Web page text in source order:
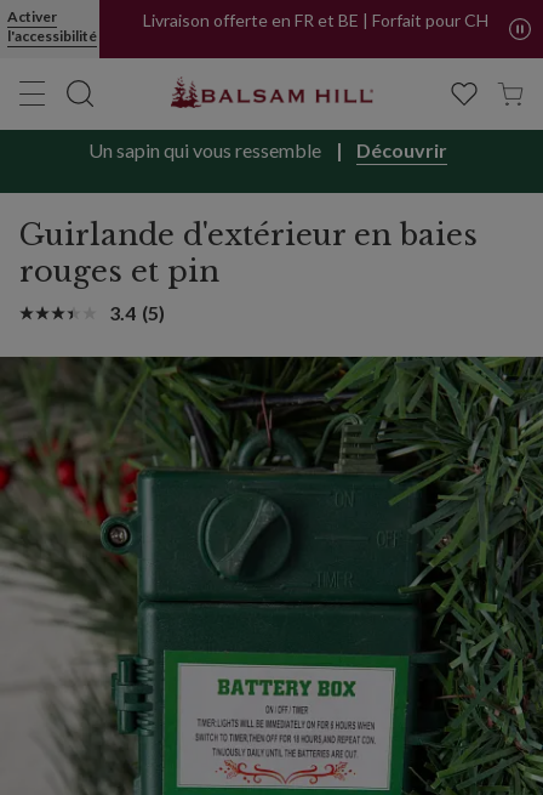
Activer
l'accessibilité
Livraison offerte en FR et BE | Forfait pour CH
Un sapin qui vous ressemble Découvrir
Guirlande d'extérieur en baies
rouges et pin
3.4 (5)
Guirlande d'extérieur en baies rouges et pin | Balsam Hill